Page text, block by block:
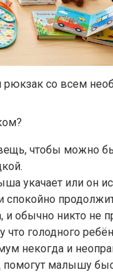
рюкзак со всем
чтобы можно
укачает или он
спокойно
обычно никто не
что голодного
некогда и
помогут малышу